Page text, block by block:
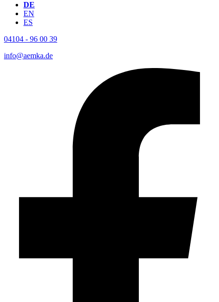
DE
EN
ES
04104 - 96 00 39
info@aemka.de